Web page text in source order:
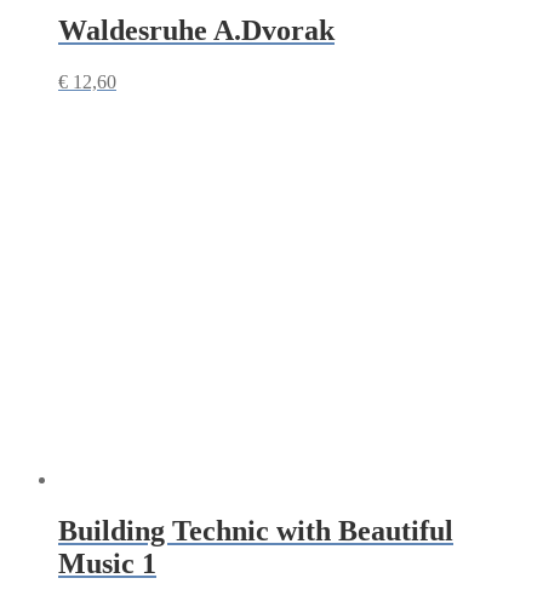
Waldesruhe A.Dvorak
€ 12,60
Building Technic with Beautiful
Music 1